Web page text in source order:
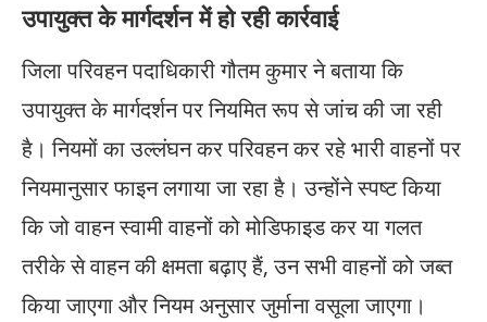
उपायुक्त के मार्गदर्शन में हो रही कार्रवाई
जिला परिवहन पदाधिकारी गौतम कुमार ने बताया कि
उपायुक्त के मार्गदर्शन पर नियमित रूप से जांच की जा रही
है। नियमों का उल्लंघन कर परिवहन कर रहे भारी वाहनों पर
नियमानुसार फाइन लगाया जा रहा है। उन्होंने स्पष्ट किया
कि जो वाहन स्वामी वाहनों को मोडिफाइड कर या गलत
तरीके से वाहन की क्षमता बढ़ाए हैं, उन सभी वाहनों को जब्त
किया जाएगा और नियम अनुसार जुर्माना वसूला जाएगा।